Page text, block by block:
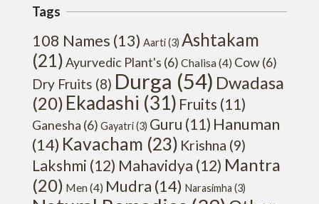
Tags
108 Names (13) Aarti(3) Ashtakam
(21)Ayurvedic Plant's (6) Chalisa(4) Cow(6)
Dry Fruits (8) Durga (54) Dwadasa
(20) Ekadashi (31) Fruits (11)
Ganesha (6) Gayatri(3) Guru (11) Hanuman
(14) Kavacham (23) Krishna (9)
Lakshmi (12) Mahavidya (12) Mantra
(20) Men(4) Mudra (14) Narasimha (3)